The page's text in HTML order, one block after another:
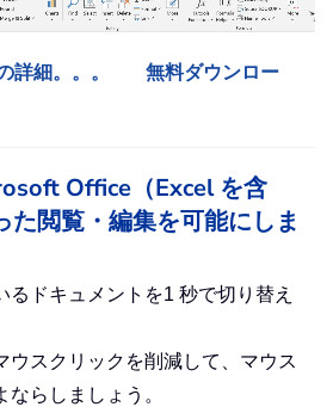
細。。。
無料ダウンロー
Office（Excel を含
た閲覧・編集を可能にしま
るドキュメントを1 秒で切り替え
ウスクリックを削減して、マウス
らしましょう。